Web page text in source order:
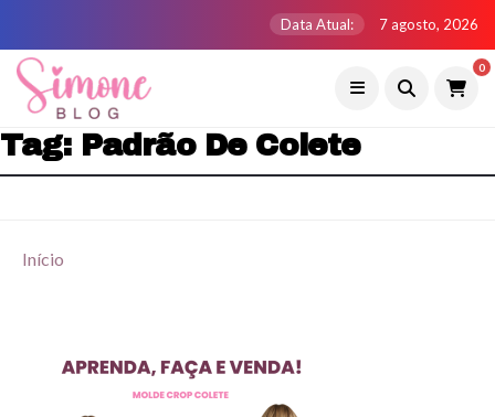
Data Atual: 7 agosto, 2026
0
Tag: Padrão De Colete
Início